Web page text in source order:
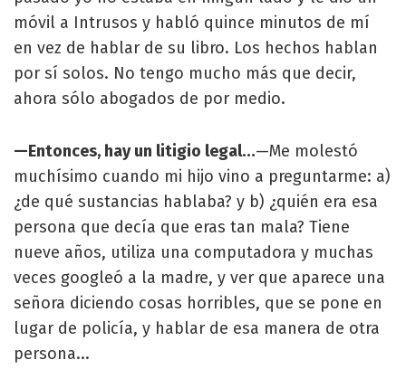
móvil a Intrusos y habló quince minutos de mí
en vez de hablar de su libro. Los hechos hablan
por sí solos. No tengo mucho más que decir,
ahora sólo abogados de por medio.
—Entonces, hay un litigio legal…—Me molestó
muchísimo cuando mi hijo vino a preguntarme: a)
¿de qué sustancias hablaba? y b) ¿quién era esa
persona que decía que eras tan mala? Tiene
nueve años, utiliza una computadora y muchas
veces googleó a la madre, y ver que aparece una
señora diciendo cosas horribles, que se pone en
lugar de policía, y hablar de esa manera de otra
persona...